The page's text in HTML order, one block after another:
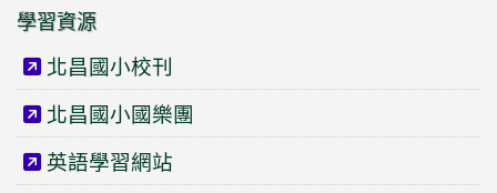
學習資源
北昌國小校刊
北昌國小國樂團
英語學習網站